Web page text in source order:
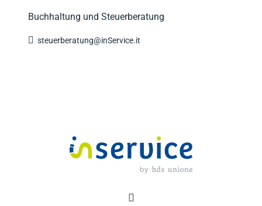
Buchhaltung und Steuerberatung
 steuerberatung@inService.it
